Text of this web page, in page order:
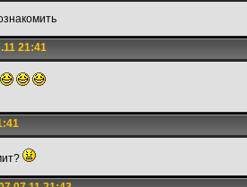
21:41